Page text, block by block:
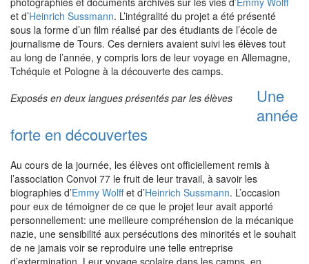
et d’Heinrich Sussmann. L’intégralité du projet a été présenté
sous la forme d’un film réalisé par des étudiants de l’école de
journalisme de Tours. Ces derniers avaient suivi les élèves tout
au long de l’année, y compris lors de leur voyage en Allemagne,
Tchéquie et Pologne à la découverte des camps.
Exposés en deux langues présentés par les élèves
Une
année
forte en découvertes
Au cours de la journée, les élèves ont officiellement remis à
l’association Convoi 77 le fruit de leur travail, à savoir les
biographies d’Emmy Wolffet d’Heinrich Sussmann. L’occasion
pour eux de témoigner de ce que le projet leur avait apporté
personnellement: une meilleure compréhension de la mécanique
nazie, une sensibilité aux persécutions des minorités et le souhait
de ne jamais voir se reproduire une telle entreprise
d’extermination. Leur voyage scolaire dans les camps, en